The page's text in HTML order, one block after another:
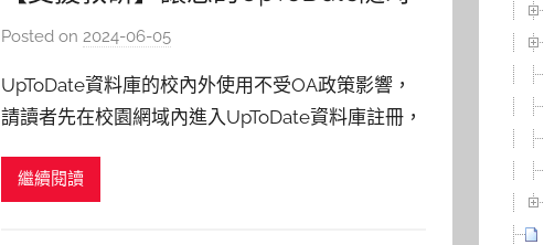
隨地取用之情境解析
Posted on2024-06-05
c
h
UpToDate資料庫的校內外使用不受OA政策影響，
請讀者先在校園網域內進入UpToDate資料庫註冊，
作法如下： 註冊完UpToDate Anywhere帳號後, 此
繼續閱讀